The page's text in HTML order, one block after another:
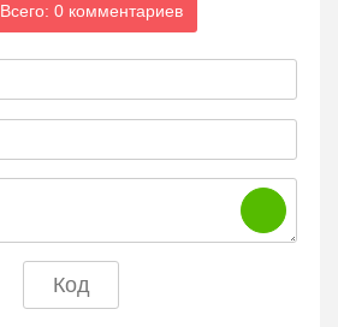
Всего: 0 комментариев